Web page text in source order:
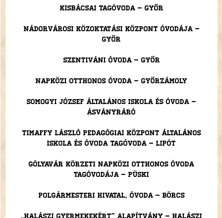
Kisbácsai tagóvoda – Győr
Nádorvárosi Közoktatási Központ Óvodája –
Győr
Szentiváni óvoda – Győr
Napközi otthonos óvoda – Győrzámoly
Somogyi József Általános Iskola és Óvoda –
Ásványráró
Timaffy László Pedagógiai Központ Általános
Iskola és Óvoda Tagóvoda – Lipót
Gólyavár Körzeti Napközi Otthonos Óvoda
Tagóvodája – Püski
Polgármesteri Hivatal, Óvoda – Börcs